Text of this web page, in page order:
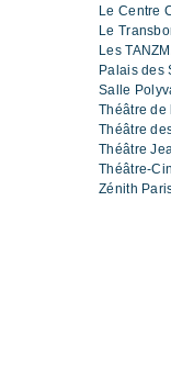
Le Centre
Le
Les
Palais des
Salle
Théâtre de
Théâtre
Théâtre
Théâtre-
Zénith